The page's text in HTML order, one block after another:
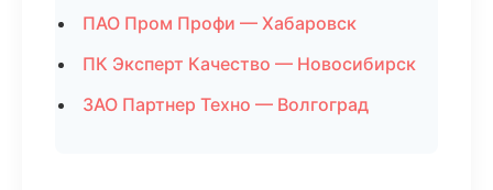
ПАО Пром Профи — Хабаровск
ПК Эксперт Качество — Новосибирск
ЗАО Партнер Техно — Волгоград